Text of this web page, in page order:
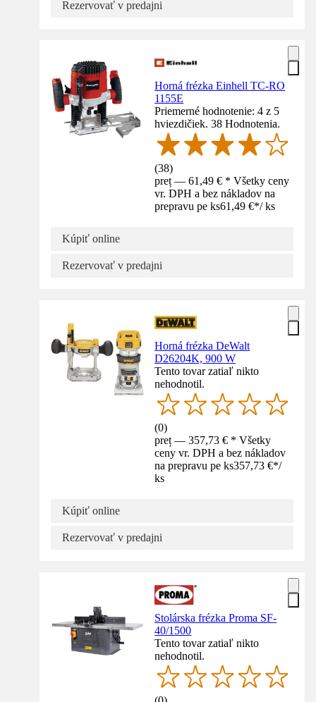
Rezervovať v predajni
Horná frézka Einhell TC-RO
1155E
Priemerné hodnotenie: 4 z 5
hviezdičiek. 38 Hodnotenia.
(38)
preț — 61,49 € * Všetky ceny
vr. DPH a bez nákladov na
prepravu pe ks61,49 €*/ ks
Kúpiť online
Rezervovať v predajni
Horná frézka DeWalt
D26204K, 900 W
Tento tovar zatiaľ nikto
nehodnotil.
(0)
preț — 357,73 € * Všetky
ceny vr. DPH a bez nákladov
na prepravu pe ks357,73 €*/
ks
Kúpiť online
Rezervovať v predajni
Stolárska frézka Proma SF-
40/1500
Tento tovar zatiaľ nikto
nehodnotil.